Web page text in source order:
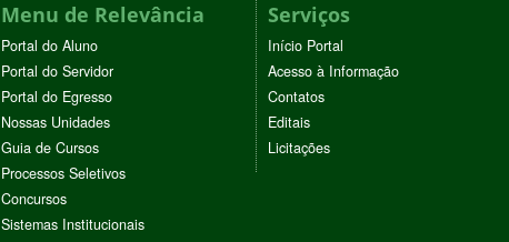
Menu de Relevância
Portal do Aluno
Portal do Servidor
Portal do Egresso
Nossas Unidades
Guia de Cursos
Processos Seletivos
Concursos
Sistemas Institucionais
Serviços
Início Portal
Acesso à Informação
Contatos
Editais
Licitações